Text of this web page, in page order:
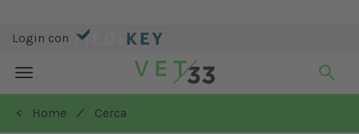
Login con
Toggle
navigation
< Home
/ Cerca